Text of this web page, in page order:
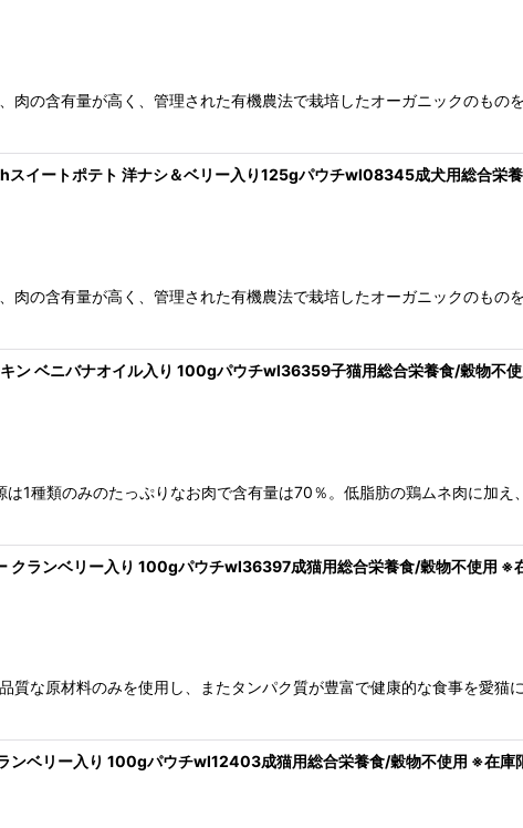
肉の含有量が高く、管理された有機農法で栽培したオーガニックのも
イートポテト 洋ナシ＆ベリー入り125gパウチwl08345成犬用総合栄
肉の含有量が高く、管理された有機農法で栽培したオーガニックのも
ン ベニバナオイル入り 100gパウチwl36359子猫用総合栄養食/穀物不
1種類のみのたっぷりなお肉で含有量は70％。低脂肪の鶏ムネ肉に加
クランベリー入り 100gパウチwl36397成猫用総合栄養食/穀物不使用 ※
質な原材料のみを使用し、またタンパク質が豊富で健康的な食事を愛
ンベリー入り 100gパウチwl12403成猫用総合栄養食/穀物不使用 ※在庫